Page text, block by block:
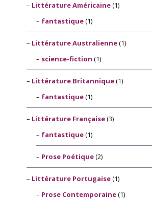
Littérature Américaine(1)
fantastique(1)
Littérature Australienne(1)
science-fiction (1)
Littérature Britannique(1)
fantastique(1)
Littérature Française(3)
fantastique(1)
Prose Poétique(2)
Littérature Portugaise(1)
Prose Contemporaine(1)